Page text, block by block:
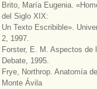
Brito, María Eugenia.
del Siglo XIX:
Un Texto Escribible».
2, 1997.
Forster, E. M. Aspectos de
Debate, 1995.
Frye, Northrop. Anatomía
Monte Ávila